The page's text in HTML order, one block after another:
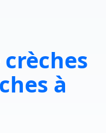
crèches
à